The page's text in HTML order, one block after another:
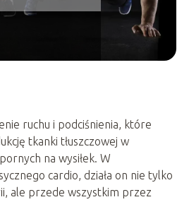
ruchu i podciśnienia, które
tkanki tłuszczowej w
na wysiłek. W
cardio, działa on nie tylko
ale przede wszystkim przez